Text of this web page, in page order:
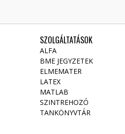
SZOLGÁLTATÁSOK
ALFA
BME JEGYZETEK
ELMEMATER
LATEX
MATLAB
SZINTREHOZÓ
TANKÖNYVTÁR